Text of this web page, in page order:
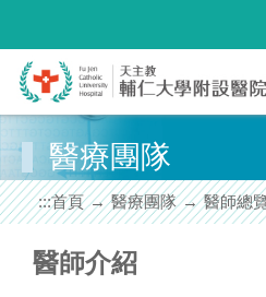
區
就醫
醫療團隊
:::首頁 醫療團隊 醫師總
醫師介紹